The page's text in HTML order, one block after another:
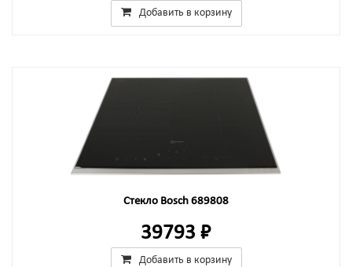
Добавить в корзину
Стекло Bosch 689808
39793 ₽
Добавить в корзину